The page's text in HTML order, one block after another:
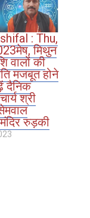
: Thu,
मिथुन
वालों की
मजबूत होने
दैनिक
श्री
रुड़की